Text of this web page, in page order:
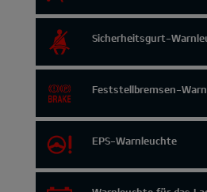
Sicherheitsgurt-
Feststellbremsen-
EPS-Warnleuchte